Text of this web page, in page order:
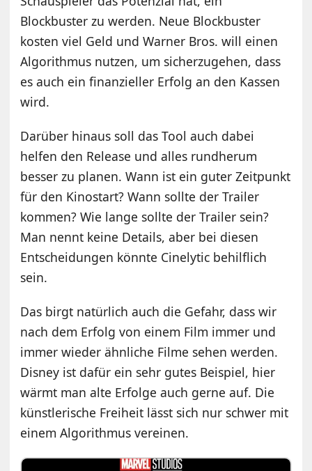
Blockbuster zu werden. Neue Blockbuster
kosten viel Geld und Warner Bros. will einen
Algorithmus nutzen, um sicherzugehen, dass
es auch ein finanzieller Erfolg an den Kassen
wird.
Darüber hinaus soll das Tool auch dabei
helfen den Release und alles rundherum
besser zu planen. Wann ist ein guter Zeitpunkt
für den Kinostart? Wann sollte der Trailer
kommen? Wie lange sollte der Trailer sein?
Man nennt keine Details, aber bei diesen
Entscheidungen könnte Cinelytic behilflich
sein.
Das birgt natürlich auch die Gefahr, dass wir
nach dem Erfolg von einem Film immer und
immer wieder ähnliche Filme sehen werden.
Disney ist dafür ein sehr gutes Beispiel, hier
wärmt man alte Erfolge auch gerne auf. Die
künstlerische Freiheit lässt sich nur schwer mit
einem Algorithmus vereinen.